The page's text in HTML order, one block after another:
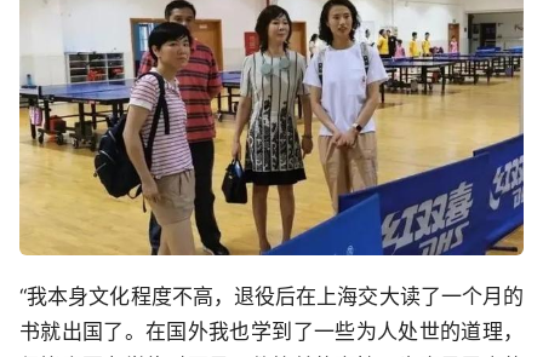
“我本身文化程度不高，退役后在上海交大读了一个月的
书就出国了。在国外我也学到了一些为人处世的道理，